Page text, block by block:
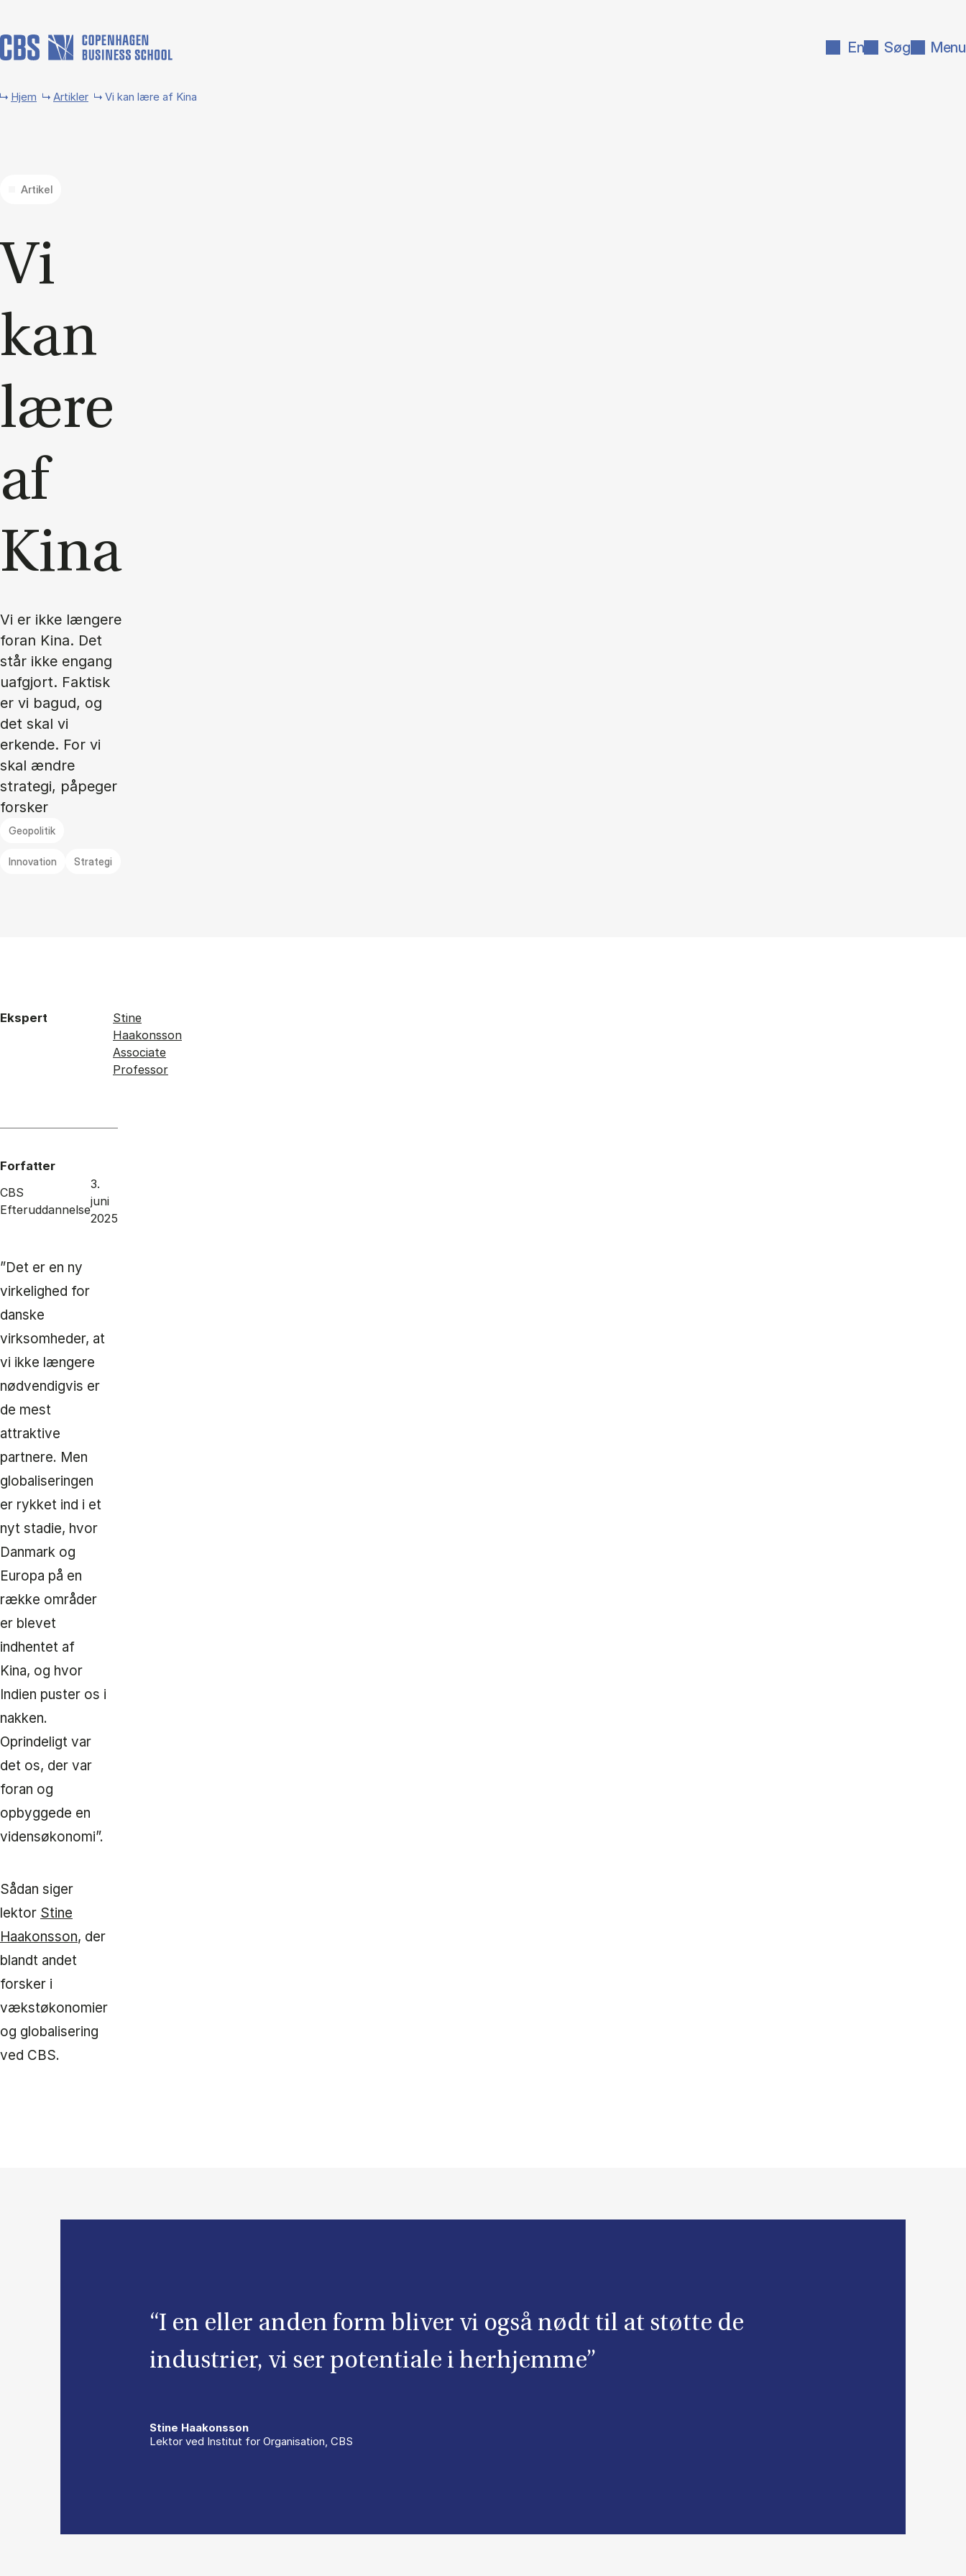
En Søg Menu
Hjem Artikler Vi kan lære af Kina
Artikel
Vi
kan
lære
af
Kina
Vi er ikke længere
foran Kina. Det
står ikke engang
uafgjort. Faktisk
er vi bagud, og
det skal vi
erkende. For vi
skal ændre
strategi, påpeger
forsker
Geopolitik
Innovation Strategi
Ekspert
Stine
Haakonsson
Associate
Professor
Forfatter
CBS
Efteruddannelse
3.
juni
2025
”Det er en ny
virkelighed for
danske
virksomheder, at
vi ikke længere
nødvendigvis er
de mest
attraktive
partnere. Men
globaliseringen
er rykket ind i et
nyt stadie, hvor
Danmark og
Europa på en
række områder
er blevet
indhentet af
Kina, og hvor
Indien puster os i
nakken.
Oprindeligt var
det os, der var
foran og
opbyggede en
vidensøkonomi”.
Sådan siger
lektor Stine
Haakonsson, der
blandt andet
forsker i
vækstøkonomier
og globalisering
ved CBS.
“I en eller anden form bliver vi også nødt til at støtte de
industrier, vi ser potentiale i herhjemme”
Stine Haakonsson
Lektor ved Institut for Organisation, CBS